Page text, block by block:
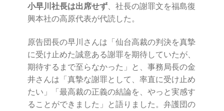
2022.8.1 福島第一原発 汚染配管撤去 失敗続きで計画
断念
2022.8.9 福島第一原発 汚染水海洋放出トンネル工事
着工
2022.12.25美浜原発 運転停止認めず 稼働４０年
超 老朽対策容認
小早川社長は出席せず、社長の謝罪文を福島復
興本社の高原代表が代読した。
原告団長の早川さんは「仙台高裁の判決を真摯
に受け止めた誠意ある謝罪を期待していたが、
期待するまで至らなかった」と、事務局長の金
井さんは「真摯な謝罪として、率直に受け止め
たい」「最高裁の正義の結論を、やっと実感す
ることができました」と語りました。弁護団の